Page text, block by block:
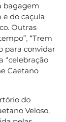
bagagem
e do caçula
Outras
“Trem
para convidar
“celebração
Caetano
do
Veloso,